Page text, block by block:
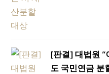
[판결] 대법원 “
도 국민연금 분